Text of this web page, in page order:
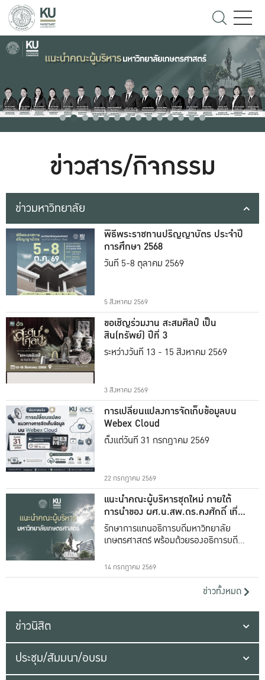
ข่าวสาร/กิจกรรม
ข่าวมหาวิทยาลัย
พิธีพระราชทานปริญญาบัตร ประจำปี
การศึกษา 2568
วันที่ 5-8 ตุลาคม 2569
5 สิงหาคม 2569
ขอเชิญร่วมงาน สะสมศิลป์ เป็น
สิน(ทรัพย์) ปีที่ 3
ระหว่างวันที่ 13 - 15 สิงหาคม 2569
3 สิงหาคม 2569
การเปลี่ยนแปลงการจัดเก็บข้อมูลบน
Webex Cloud
ตั้งแต่วันที่ 31 กรกฎาคม 2569
22 กรกฎาคม 2569
แนะนำคณะผู้บริหารชุดใหม่ ภายใต้
การนำของ ผศ.น.สพ.ดร.คงศักดิ์ เที่ยง
ธรรม
รักษาการแทนอธิการบดีมหาวิทยาลัย
เกษตรศาสตร์ พร้อมด้วยรองอธิการบดีทั้ง
14 กรกฎาคม 2569
ข่าวทั้งหมด
ข่าวนิสิต
ประชุม/สัมมนา/อบรม